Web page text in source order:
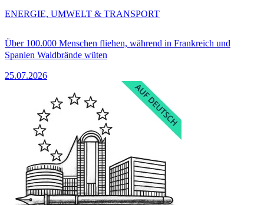
Über 100.000 Menschen fliehen, während in Frankreich und
Spanien Waldbrände wüten
25.07.2026
ENERGIE, UMWELT & TRANSPORT